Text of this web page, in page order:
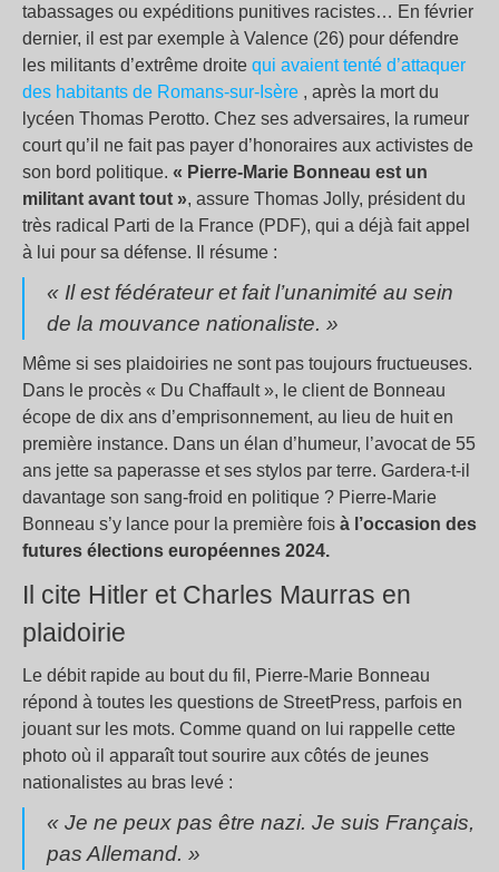
tabassages ou expéditions punitives racistes… En février
dernier, il est par exemple à Valence (26) pour défendre
les militants d’extrême droite qui avaient tenté d’attaquer
des habitants de Romans-sur-Isère , après la mort du
lycéen Thomas Perotto. Chez ses adversaires, la rumeur
court qu’il ne fait pas payer d’honoraires aux activistes de
son bord politique. « Pierre-Marie Bonneau est un
militant avant tout », assure Thomas Jolly, président du
très radical Parti de la France (PDF), qui a déjà fait appel
à lui pour sa défense. Il résume :
« Il est fédérateur et fait l’unanimité au sein
de la mouvance nationaliste. »
Même si ses plaidoiries ne sont pas toujours fructueuses.
Dans le procès « Du Chaffault », le client de Bonneau
écope de dix ans d’emprisonnement, au lieu de huit en
première instance. Dans un élan d’humeur, l’avocat de 55
ans jette sa paperasse et ses stylos par terre. Gardera-t-il
davantage son sang-froid en politique ? Pierre-Marie
Bonneau s’y lance pour la première fois à l’occasion des
futures élections européennes 2024.
Il cite Hitler et Charles Maurras en
plaidoirie
Le débit rapide au bout du fil, Pierre-Marie Bonneau
répond à toutes les questions de StreetPress, parfois en
jouant sur les mots. Comme quand on lui rappelle cette
photo où il apparaît tout sourire aux côtés de jeunes
nationalistes au bras levé :
« Je ne peux pas être nazi. Je suis Français,
pas Allemand. »